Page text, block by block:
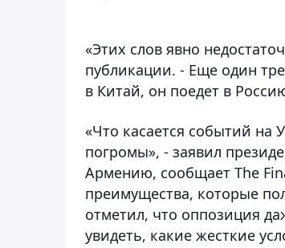
«Этих слов явно
публикации. - Еще один
в Китай, он поедет в
«Что касается событий
погромы», - заявил
Армению, сообщает The
преимущества, которые
отметил, что оппозиция
увидеть, какие жесткие